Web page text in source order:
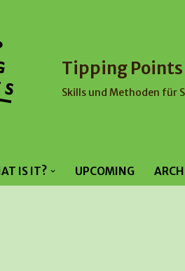
Tipping Points
Skills und Methoden für
IS IT? UPCOMING